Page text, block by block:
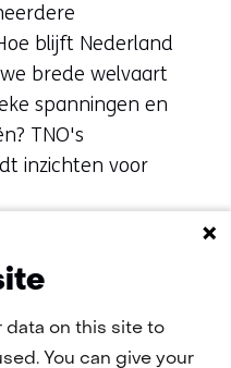
blijft Nederland
brede welvaart
spanningen en
TNO's
inzichten voor
data on this site to
You can give your